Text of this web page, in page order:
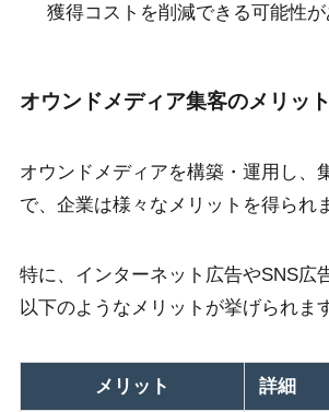
獲得コストを削減できる可能性が
オウンドメディア集客のメリッ
オウンドメディアを構築・運用し、
で、企業は様々なメリットを得られ
特に、インターネット広告やSNS広
以下のようなメリットが挙げられま
メリット 詳細